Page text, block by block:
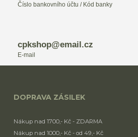
Číslo bankovního účtu / Kód banky
cpkshop@email.cz
E-mail
DOPRAVA ZÁSILEK
Nákup nad 1700,- Kč - ZDARMA
Nákup nad 1000,- Kč - od 49,- Kč